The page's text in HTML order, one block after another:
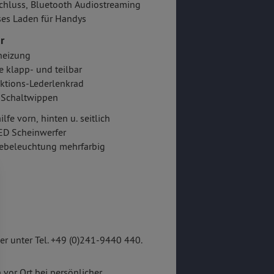
Bluetooth Audiostreaming
Laden für Handys
klapp- und teilbar
Lederlenkrad
vorn, hinten u. seitlich
Scheinwerfer
mehrfarbig
unter Tel. +49 (0)241-9440 440.